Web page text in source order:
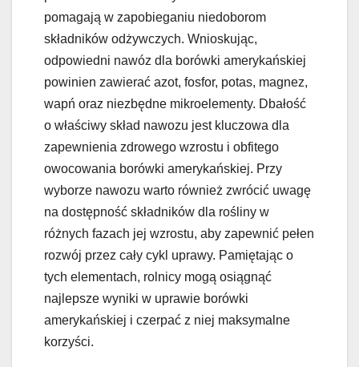
pomagają w zapobieganiu niedoborom
składników odżywczych. Wnioskując,
odpowiedni nawóz dla borówki amerykańskiej
powinien zawierać azot, fosfor, potas, magnez,
wapń oraz niezbędne mikroelementy. Dbałość
o właściwy skład nawozu jest kluczowa dla
zapewnienia zdrowego wzrostu i obfitego
owocowania borówki amerykańskiej. Przy
wyborze nawozu warto również zwrócić uwagę
na dostępność składników dla rośliny w
różnych fazach jej wzrostu, aby zapewnić pełen
rozwój przez cały cykl uprawy. Pamiętając o
tych elementach, rolnicy mogą osiągnąć
najlepsze wyniki w uprawie borówki
amerykańskiej i czerpać z niej maksymalne
korzyści.